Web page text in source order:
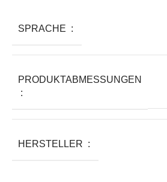
SPRACHE ‏ : ‎
PRODUKTABMESSUNGEN
‏ : ‎
HERSTELLER ‏ : ‎